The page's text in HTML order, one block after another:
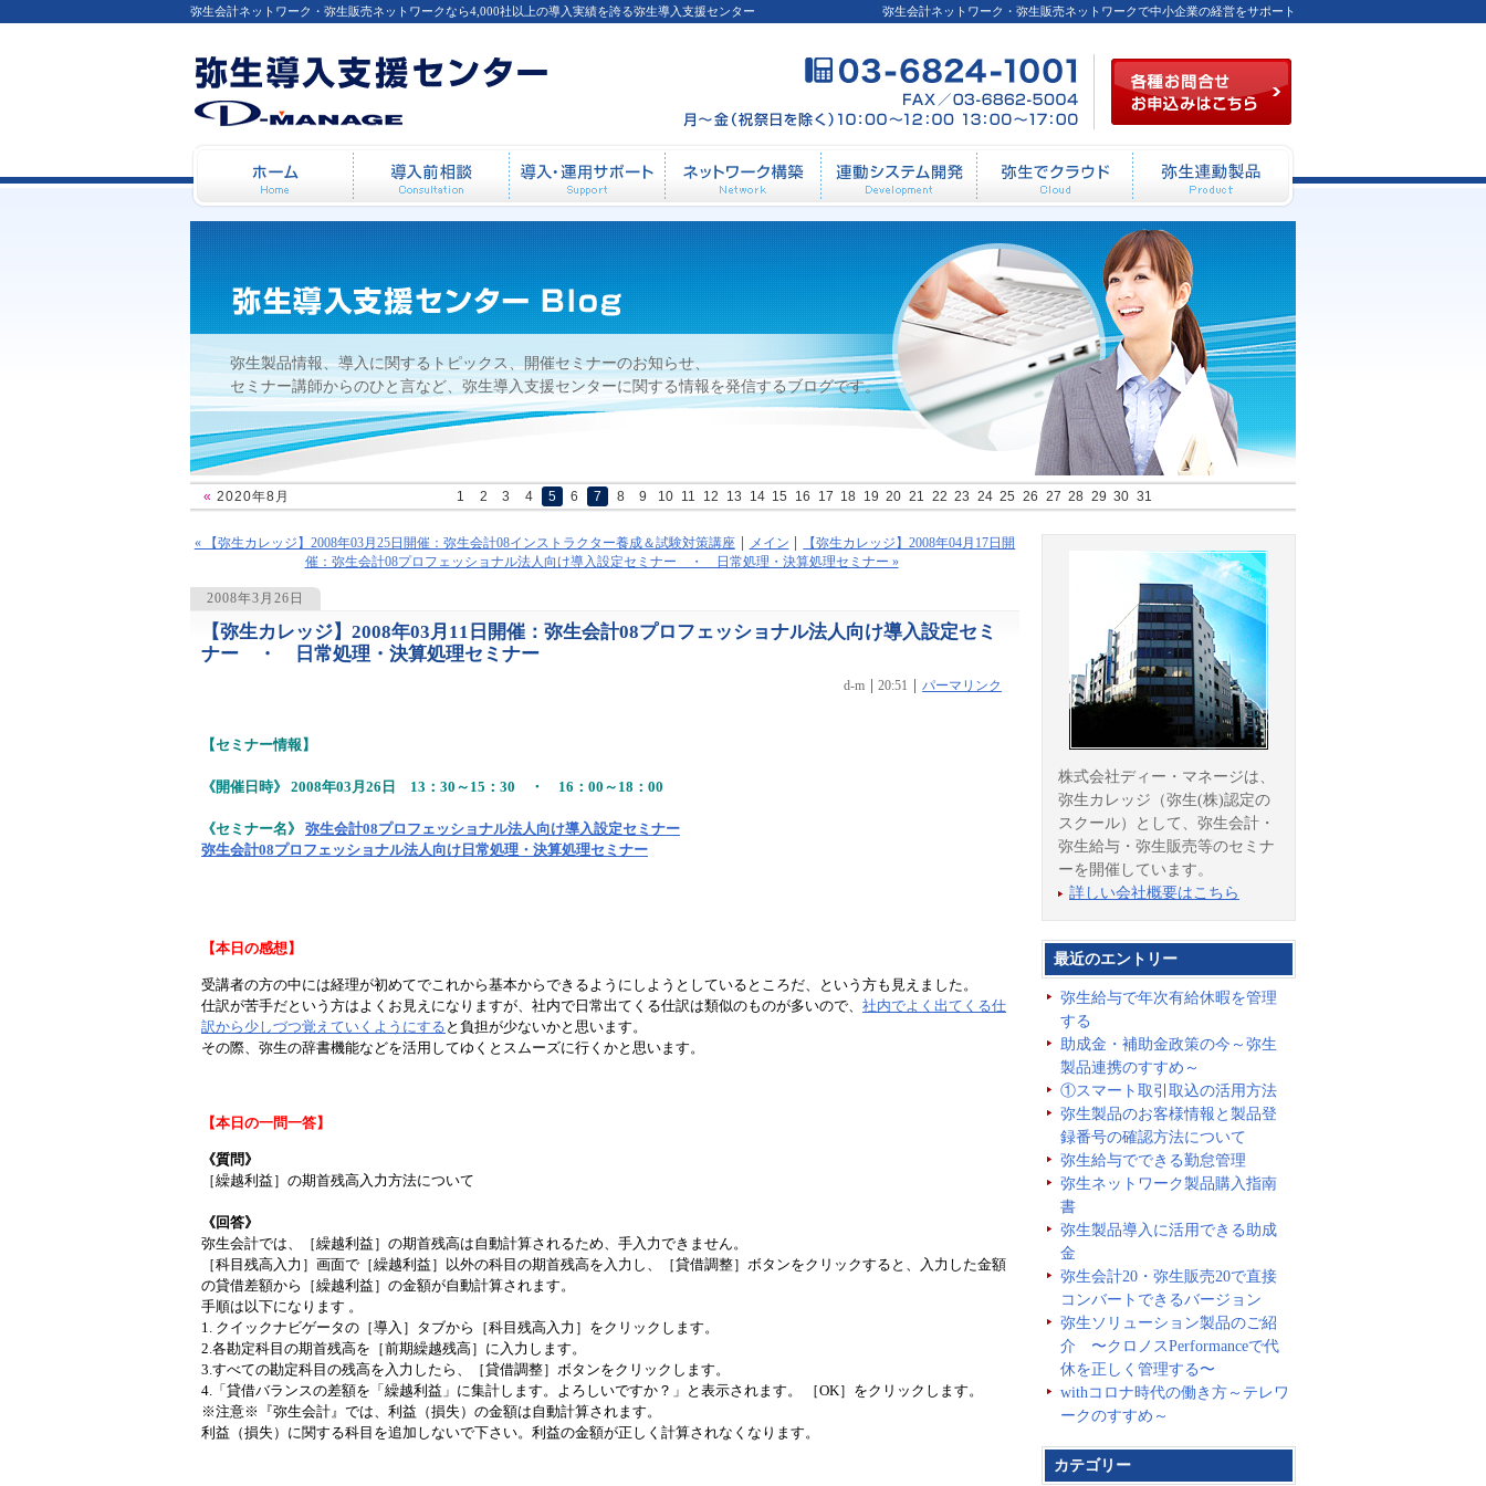
【弥生カレッジ】2008年03月11日開催：弥生会計08プロフェッショナル法人向け導入設定セミナ
ー ・ 日常処理・決算処理セミナー
弥生会計ネットワーク・弥生販売ネットワークで中小企業の経営をサポート
弥生会計ネットワーク・弥生販売ネットワークなら4,000社以上の導入実績を誇る弥生導入支援センター
弥生製品情報、導入に関するトピックス、開催セミナーのお知らせ、
セミナー講師からのひと言など、弥生導入支援センターに関する情報を発信するブログです。
«2020年8月 1 2 3 4 5 6 7 8 9 10 11 12 13 14 15 16 17 18 19 20 21 22 23 24 25 26 27 28 29 30 31
« 【弥生カレッジ】2008年03月25日開催：弥生会計08インストラクター養成＆試験対策講座 メイン
【弥生カレッジ】2008年04月17日開
催：弥生会計08プロフェッショナル法人向け導入設定セミナー ・ 日常処理・決算処理セミナー »
2008年3月26日
【弥生カレッジ】2008年03月11日開催：弥生会計08プロフェッショナル法人向け導入設定セミ
ナー ・ 日常処理・決算処理セミナー
d-m 20:51 パーマリンク
【セミナー情報】
《開催日時》 2008年03月26日 13：30～15：30 ・ 16：00～18：00
《セミナー名》 弥生会計08プロフェッショナル法人向け導入設定セミナー
弥生会計08プロフェッショナル法人向け日常処理・決算処理セミナー
【本日の感想】
受講者の方の中には経理が初めてでこれから基本からできるようにしようとしているところだ、という方も見えました。
仕訳が苦手だという方はよくお見えになりますが、社内で日常出てくる仕訳は類似のものが多いので、 社内でよく出てくる仕
訳から少しづつ覚えていくようにする と負担が少ないかと思います。
その際、弥生の辞書機能などを活用してゆくとスムーズに行くかと思います。
【本日の一問一答】
《質問》
［繰越利益］の期首残高入力方法について
《回答》
弥生会計では、［繰越利益］の期首残高は自動計算されるため、手入力できません。
［科目残高入力］画面で［繰越利益］以外の科目の期首残高を入力し、［貸借調整］ボタンをクリックすると、入力した金額
の貸借差額から［繰越利益］の金額が自動計算されます。
手順は以下になります 。
1. クイックナビゲータの［導入］タブから［科目残高入力］をクリックします。
2.各勘定科目の期首残高を［前期繰越残高］に入力します。
3.すべての勘定科目の残高を入力したら、［貸借調整］ボタンをクリックします。
4.「貸借バランスの差額を「繰越利益」に集計します。よろしいですか？」と表示されます。 ［OK］をクリックします。
※注意※『弥生会計』では、利益（損失）の金額は自動計算されます。
利益（損失）に関する科目を追加しないで下さい。利益の金額が正しく計算されなくなります。
株式会社ディー・マネージは、
弥生カレッジ（弥生(株)認定の
スクール）として、弥生会計・
弥生給与・弥生販売等のセミナ
ーを開催しています。
詳しい会社概要はこちら
最近のエントリー
弥生給与で年次有給休暇を管理
する
助成金・補助金政策の今～弥生
製品連携のすすめ～
①スマート取引取込の活用方法
弥生製品のお客様情報と製品登
録番号の確認方法について
弥生給与でできる勤怠管理
弥生ネットワーク製品購入指南
書
弥生製品導入に活用できる助成
金
弥生会計20・弥生販売20で直接
コンバートできるバージョン
弥生ソリューション製品のご紹
介 〜クロノスPerformanceで代
休を正しく管理する〜
withコロナ時代の働き方～テレワ
ークのすすめ～
カテゴリー
00～
ホーム 導入前相談 導入・運用サポート ネットワーク構築 連動システム開発 弥生でクラウド